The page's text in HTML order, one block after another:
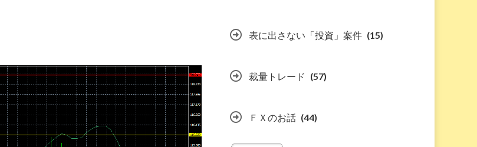
表に出さない「投資」案件 (15)
裁量トレード (57)
ＦＸのお話 (44)